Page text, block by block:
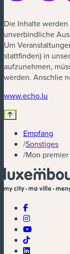
Die Inhalte
unverbindliche
Um
stattfinden) in
aufzunehmen,
werden. Anschlie
www.echo.lu
Empfang
/Sonstiges
/Mon